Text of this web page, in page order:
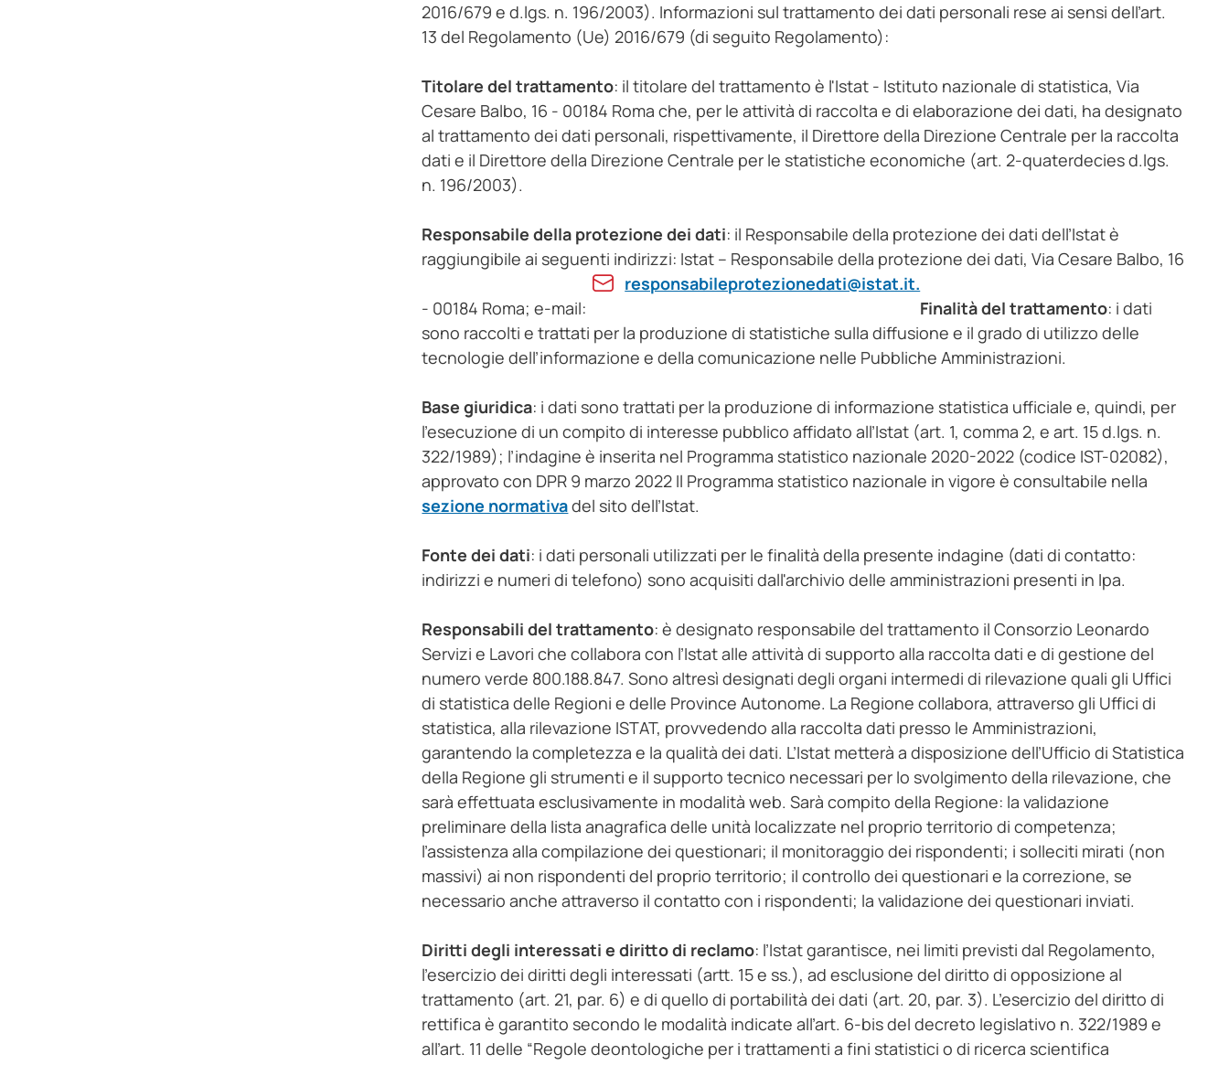
2016/679 e d.lgs. n. 196/2003). Informazioni sul trattamento dei dati personali rese ai sensi dell’art.
13 del Regolamento (Ue) 2016/679 (di seguito Regolamento):
Titolare del trattamento: il titolare del trattamento è l'Istat - Istituto nazionale di statistica, Via
Cesare Balbo, 16 - 00184 Roma che, per le attività di raccolta e di elaborazione dei dati, ha designato
al trattamento dei dati personali, rispettivamente, il Direttore della Direzione Centrale per la raccolta
dati e il Direttore della Direzione Centrale per le statistiche economiche (art. 2-quaterdecies d.lgs.
n. 196/2003).
Responsabile della protezione dei dati: il Responsabile della protezione dei dati dell’Istat è
raggiungibile ai seguenti indirizzi: Istat – Responsabile della protezione dei dati, Via Cesare Balbo, 16
- 00184 Roma; e-mail:
responsabileprotezionedati@istat.it.
Finalità del trattamento: i dati
sono raccolti e trattati per la produzione di statistiche sulla diffusione e il grado di utilizzo delle
tecnologie dell’informazione e della comunicazione nelle Pubbliche Amministrazioni.
Base giuridica: i dati sono trattati per la produzione di informazione statistica ufficiale e, quindi, per
l'esecuzione di un compito di interesse pubblico affidato all’Istat (art. 1, comma 2, e art. 15 d.lgs. n.
322/1989); l’indagine è inserita nel Programma statistico nazionale 2020-2022 (codice IST-02082),
approvato con DPR 9 marzo 2022 Il Programma statistico nazionale in vigore è consultabile nella
sezione normativadel sito dell’Istat.
Fonte dei dati: i dati personali utilizzati per le finalità della presente indagine (dati di contatto:
indirizzi e numeri di telefono) sono acquisiti dall'archivio delle amministrazioni presenti in Ipa.
Responsabili del trattamento: è designato responsabile del trattamento il Consorzio Leonardo
Servizi e Lavori che collabora con l’Istat alle attività di supporto alla raccolta dati e di gestione del
numero verde 800.188.847. Sono altresì designati degli organi intermedi di rilevazione quali gli Uffici
di statistica delle Regioni e delle Province Autonome. La Regione collabora, attraverso gli Uffici di
statistica, alla rilevazione ISTAT, provvedendo alla raccolta dati presso le Amministrazioni,
garantendo la completezza e la qualità dei dati. L’Istat metterà a disposizione dell’Ufficio di Statistica
della Regione gli strumenti e il supporto tecnico necessari per lo svolgimento della rilevazione, che
sarà effettuata esclusivamente in modalità web. Sarà compito della Regione: la validazione
preliminare della lista anagrafica delle unità localizzate nel proprio territorio di competenza;
l’assistenza alla compilazione dei questionari; il monitoraggio dei rispondenti; i solleciti mirati (non
massivi) ai non rispondenti del proprio territorio; il controllo dei questionari e la correzione, se
necessario anche attraverso il contatto con i rispondenti; la validazione dei questionari inviati.
Diritti degli interessati e diritto di reclamo: l’Istat garantisce, nei limiti previsti dal Regolamento,
l’esercizio dei diritti degli interessati (artt. 15 e ss.), ad esclusione del diritto di opposizione al
trattamento (art. 21, par. 6) e di quello di portabilità dei dati (art. 20, par. 3). L’esercizio del diritto di
rettifica è garantito secondo le modalità indicate all’art. 6-bis del decreto legislativo n. 322/1989 e
all’art. 11 delle “Regole deontologiche per i trattamenti a fini statistici o di ricerca scientifica